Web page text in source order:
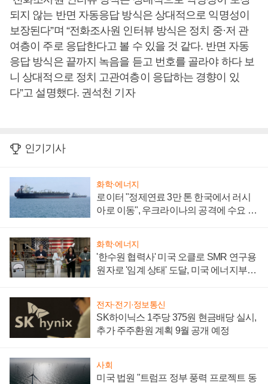
되지 않는 반면 자동응답 방식은 상대적으로 익명성이
보장된다”며 “전화조사원 인터뷰 방식은 정치 중·저 관
여층이 주로 응답한다고 볼 수 있을 것 같다. 반면 자동
응답 방식은 끝까지 녹음을 듣고 번호를 골라야 하다 보
니 상대적으로 정치 고관여층이 응답하는 경향이 있
다”고 설명했다. 권석천 기자
인기기사
화학·에너지
로이터 "정제연료 3만 톤 한국에서 러시
아로 이동", 우크라이나의 공격에 수요 늘
화학·에너지
'한수원 협력사' 미국 오클로 SMR 연구용
원자로 '임계 상태' 도달, 미국 에너지부
전자·전기·정보통신
SK하이닉스 1주당 375원 현금배당 실시,
추가 주주환원 계획 9월 공개 예정
사회
미국 법원 "트럼프 정부 풍력 프로젝트 동